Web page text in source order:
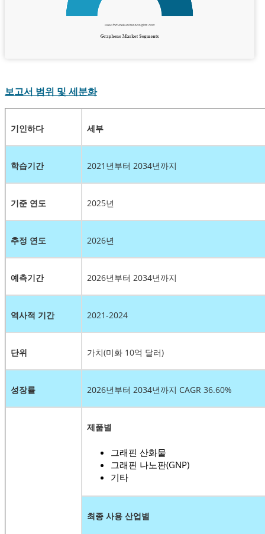
보고서 범위 및 세분화
기인하다 세부
학습기간 2021년부터 2034년까지
기준 연도 2025년
추정 연도 2026년
예측기간 2026년부터 2034년까지
역사적 기간 2021-2024
단위 가치(미화 10억 달러)
성장률 2026년부터 2034년까지 CAGR 36.60%
제품별
그래핀 산화물
그래핀 나노판(GNP)
기타
최종 사용 산업별